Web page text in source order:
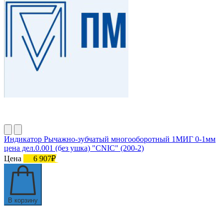
Индикатор Рычажно-зубчатый многооборотный 1МИГ 0-1мм
цена дел.0.001 (без ушка) "CNIC" (200-2)
Цена
6 907₽
В корзину